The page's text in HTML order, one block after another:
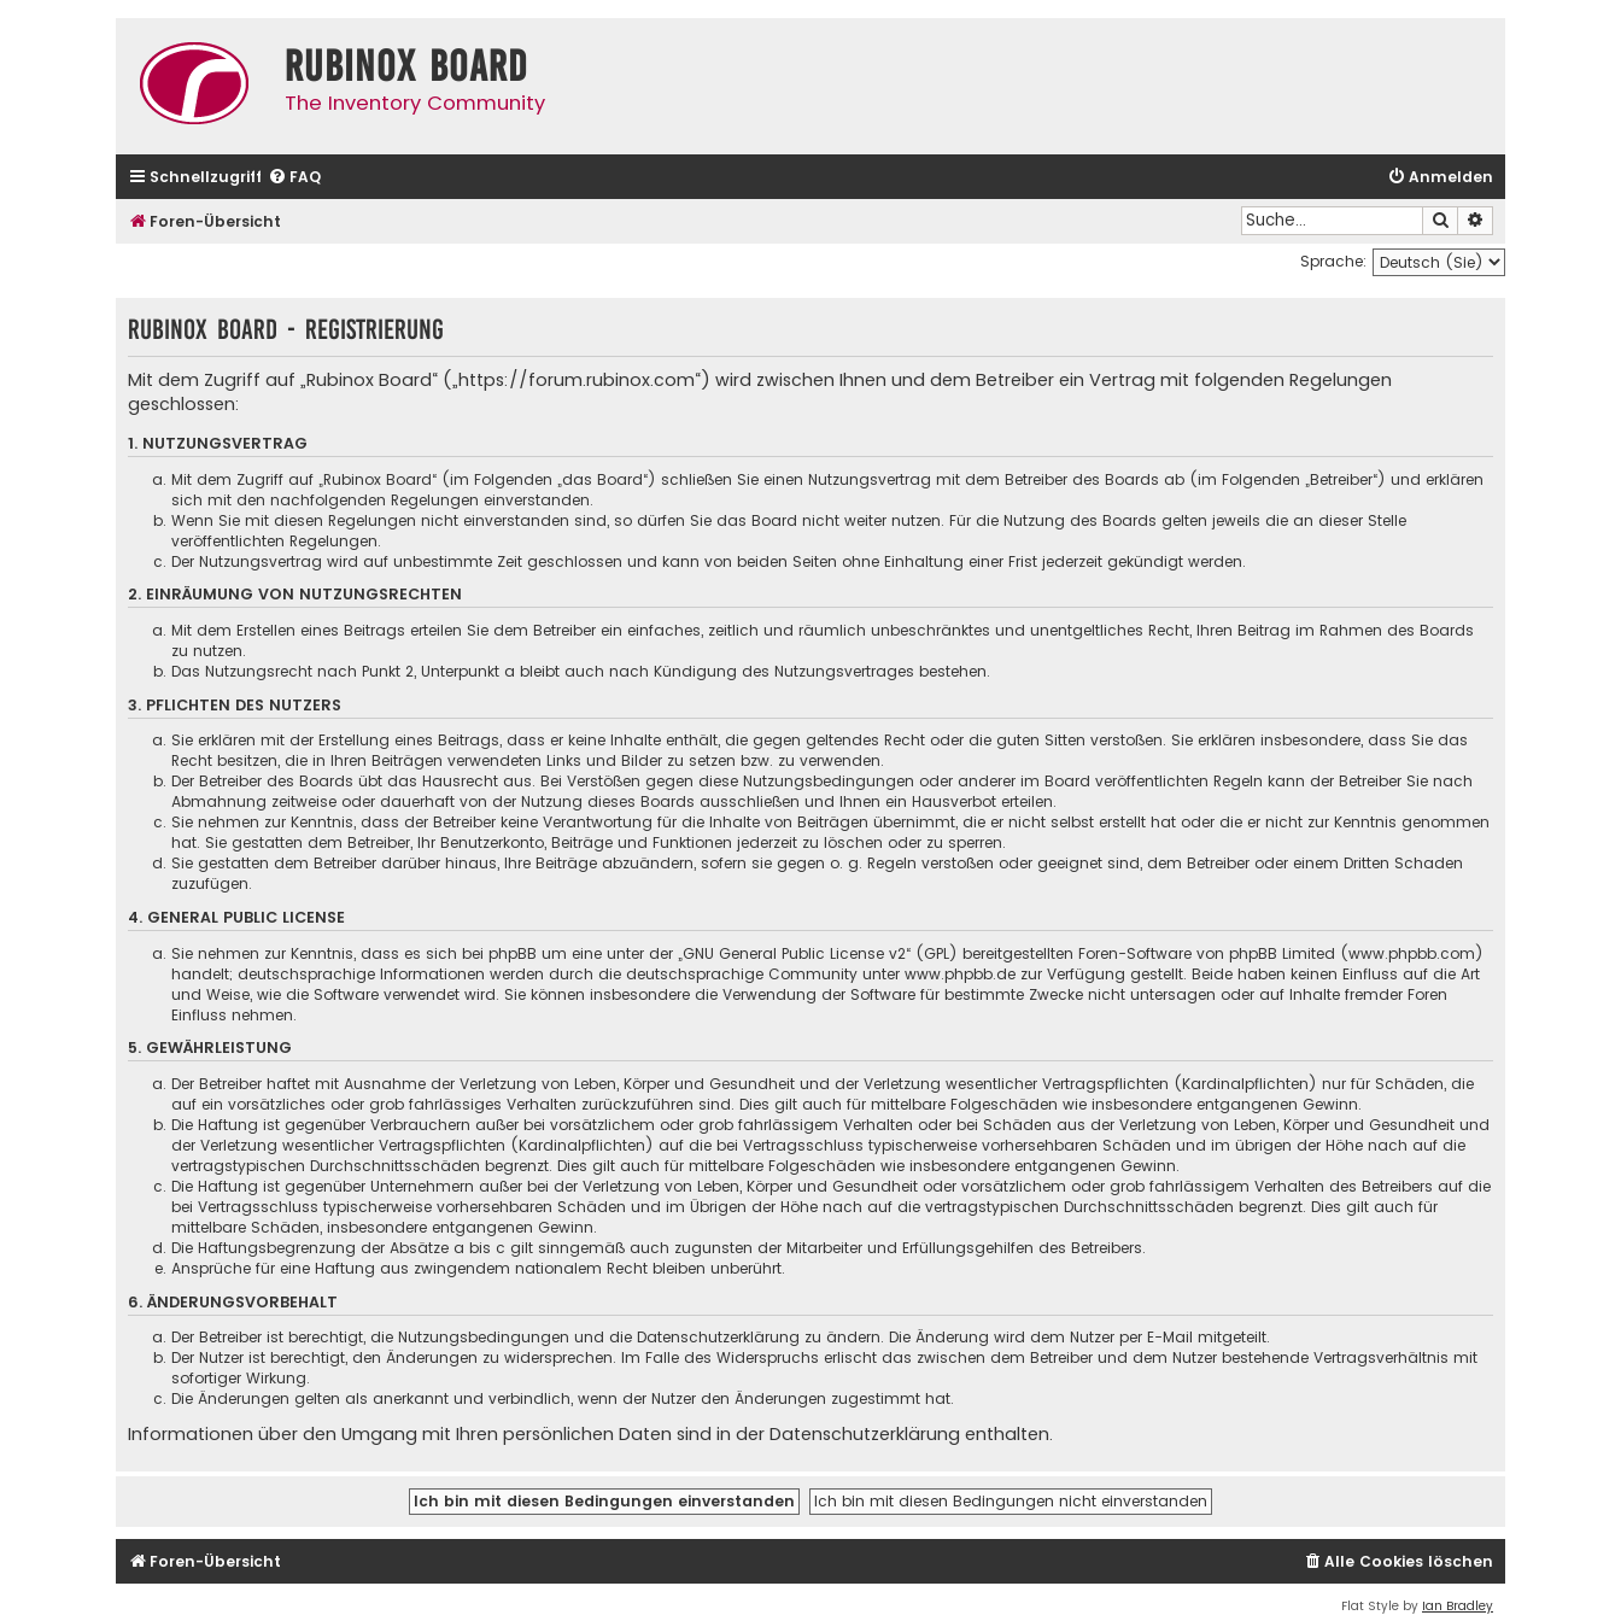
Rubinox Board
The Inventory Community
Schnellzugriff FAQ Anmelden
Foren-Übersicht Suche
Sprache:
Rubinox Board - Registrierung
Mit dem Zugriff auf „Rubinox Board“ („https://forum.rubinox.com“) wird zwischen Ihnen und dem Betreiber ein Vertrag mit folgenden Regelungen
geschlossen:
1. NUTZUNGSVERTRAG
Mit dem Zugriff auf „Rubinox Board“ (im Folgenden „das Board“) schließen Sie einen Nutzungsvertrag mit dem Betreiber des Boards ab (im Folgenden „Betreiber“) und erklären
sich mit den nachfolgenden Regelungen einverstanden.
Wenn Sie mit diesen Regelungen nicht einverstanden sind, so dürfen Sie das Board nicht weiter nutzen. Für die Nutzung des Boards gelten jeweils die an dieser Stelle
veröffentlichten Regelungen.
Der Nutzungsvertrag wird auf unbestimmte Zeit geschlossen und kann von beiden Seiten ohne Einhaltung einer Frist jederzeit gekündigt werden.
2. EINRÄUMUNG VON NUTZUNGSRECHTEN
Mit dem Erstellen eines Beitrags erteilen Sie dem Betreiber ein einfaches, zeitlich und räumlich unbeschränktes und unentgeltliches Recht, Ihren Beitrag im Rahmen des Boards
zu nutzen.
Das Nutzungsrecht nach Punkt 2, Unterpunkt a bleibt auch nach Kündigung des Nutzungsvertrages bestehen.
3. PFLICHTEN DES NUTZERS
Sie erklären mit der Erstellung eines Beitrags, dass er keine Inhalte enthält, die gegen geltendes Recht oder die guten Sitten verstoßen. Sie erklären insbesondere, dass Sie das
Recht besitzen, die in Ihren Beiträgen verwendeten Links und Bilder zu setzen bzw. zu verwenden.
Der Betreiber des Boards übt das Hausrecht aus. Bei Verstößen gegen diese Nutzungsbedingungen oder anderer im Board veröffentlichten Regeln kann der Betreiber Sie nach
Abmahnung zeitweise oder dauerhaft von der Nutzung dieses Boards ausschließen und Ihnen ein Hausverbot erteilen.
Sie nehmen zur Kenntnis, dass der Betreiber keine Verantwortung für die Inhalte von Beiträgen übernimmt, die er nicht selbst erstellt hat oder die er nicht zur Kenntnis genommen
hat. Sie gestatten dem Betreiber, Ihr Benutzerkonto, Beiträge und Funktionen jederzeit zu löschen oder zu sperren.
Sie gestatten dem Betreiber darüber hinaus, Ihre Beiträge abzuändern, sofern sie gegen o. g. Regeln verstoßen oder geeignet sind, dem Betreiber oder einem Dritten Schaden
zuzufügen.
4. GENERAL PUBLIC LICENSE
Sie nehmen zur Kenntnis, dass es sich bei phpBB um eine unter der „GNU General Public License v2“ (GPL) bereitgestellten Foren-Software von phpBB Limited (www.phpbb.com)
handelt; deutschsprachige Informationen werden durch die deutschsprachige Community unter www.phpbb.de zur Verfügung gestellt. Beide haben keinen Einfluss auf die Art
und Weise, wie die Software verwendet wird. Sie können insbesondere die Verwendung der Software für bestimmte Zwecke nicht untersagen oder auf Inhalte fremder Foren
Einfluss nehmen.
5. GEWÄHRLEISTUNG
Der Betreiber haftet mit Ausnahme der Verletzung von Leben, Körper und Gesundheit und der Verletzung wesentlicher Vertragspflichten (Kardinalpflichten) nur für Schäden, die
auf ein vorsätzliches oder grob fahrlässiges Verhalten zurückzuführen sind. Dies gilt auch für mittelbare Folgeschäden wie insbesondere entgangenen Gewinn.
Die Haftung ist gegenüber Verbrauchern außer bei vorsätzlichem oder grob fahrlässigem Verhalten oder bei Schäden aus der Verletzung von Leben, Körper und Gesundheit und
der Verletzung wesentlicher Vertragspflichten (Kardinalpflichten) auf die bei Vertragsschluss typischerweise vorhersehbaren Schäden und im übrigen der Höhe nach auf die
vertragstypischen Durchschnittsschäden begrenzt. Dies gilt auch für mittelbare Folgeschäden wie insbesondere entgangenen Gewinn.
Die Haftung ist gegenüber Unternehmern außer bei der Verletzung von Leben, Körper und Gesundheit oder vorsätzlichem oder grob fahrlässigem Verhalten des Betreibers auf die
bei Vertragsschluss typischerweise vorhersehbaren Schäden und im Übrigen der Höhe nach auf die vertragstypischen Durchschnittsschäden begrenzt. Dies gilt auch für
mittelbare Schäden, insbesondere entgangenen Gewinn.
Die Haftungsbegrenzung der Absätze a bis c gilt sinngemäß auch zugunsten der Mitarbeiter und Erfüllungsgehilfen des Betreibers.
Ansprüche für eine Haftung aus zwingendem nationalem Recht bleiben unberührt.
6. ÄNDERUNGSVORBEHALT
Der Betreiber ist berechtigt, die Nutzungsbedingungen und die Datenschutzerklärung zu ändern. Die Änderung wird dem Nutzer per E-Mail mitgeteilt.
Der Nutzer ist berechtigt, den Änderungen zu widersprechen. Im Falle des Widerspruchs erlischt das zwischen dem Betreiber und dem Nutzer bestehende Vertragsverhältnis mit
sofortiger Wirkung.
Die Änderungen gelten als anerkannt und verbindlich, wenn der Nutzer den Änderungen zugestimmt hat.
Informationen über den Umgang mit Ihren persönlichen Daten sind in der Datenschutzerklärung enthalten.
Foren-Übersicht Alle Cookies löschen
Flat Style by Ian Bradley